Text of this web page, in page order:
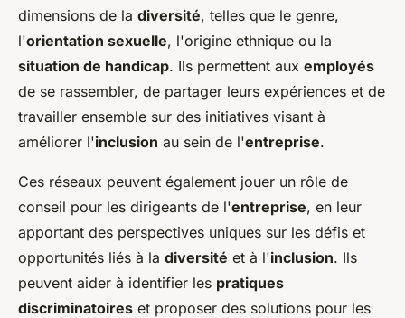
dimensions de la diversité, telles que le genre,
l'orientation sexuelle, l'origine ethnique ou la
situation de handicap. Ils permettent aux employés
de se rassembler, de partager leurs expériences et de
travailler ensemble sur des initiatives visant à
améliorer l'inclusion au sein de l'entreprise.
Ces réseaux peuvent également jouer un rôle de
conseil pour les dirigeants de l'entreprise, en leur
apportant des perspectives uniques sur les défis et
opportunités liés à la diversité et à l'inclusion. Ils
peuvent aider à identifier les pratiques
discriminatoires et proposer des solutions pour les